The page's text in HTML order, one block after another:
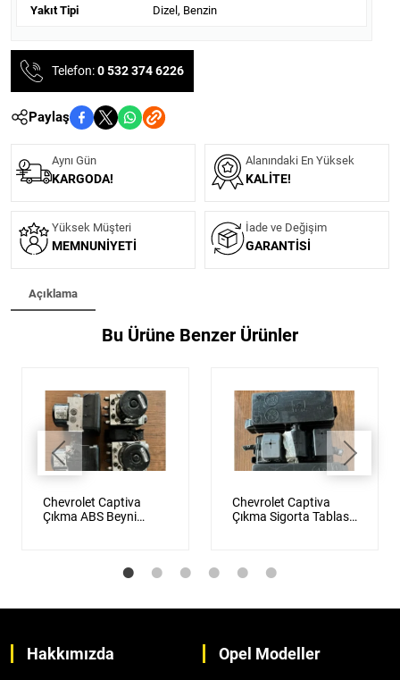
Yakıt Tipi Dizel, Benzin
Telefon:0 532 374 6226
Paylaş
Aynı Gün
KARGODA!
Alanındaki En Yüksek
KALITE!
Yüksek Müşteri
MEMNUNIYETI
İade ve Değişim
GARANTISI
Açıklama
Bu Ürüne Benzer Ürünler
Chevrolet Captiva
Çıkma ABS Beyni
Chevrolet Captiva
Çıkma Sigorta Tablası
Hakkımızda Opel Modeller